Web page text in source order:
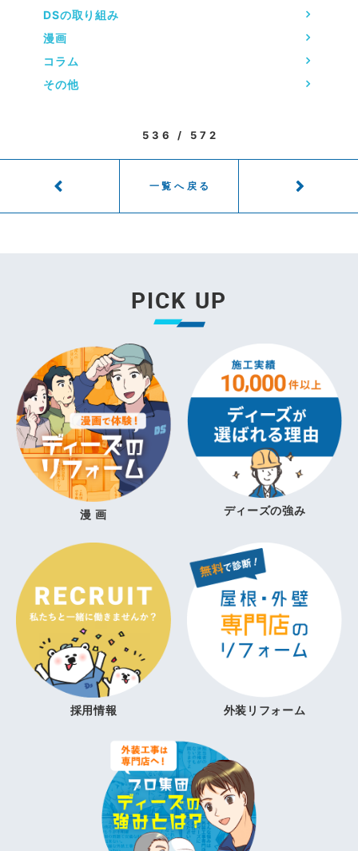
DSの取り組み
漫画
コラム
その他
536 / 572
一覧へ戻る
PICK UP
漫 画 ディーズの強み
採用情報 外装リフォーム